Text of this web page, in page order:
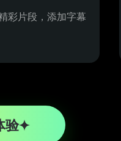
彩片段，添加字幕
验